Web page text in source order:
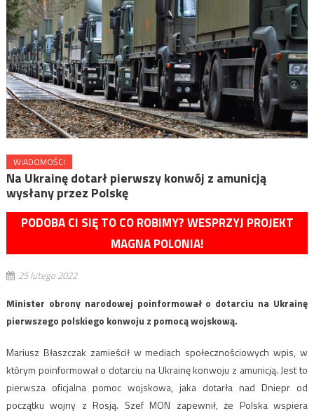
WIADOMOŚCI
Na Ukrainę dotarł pierwszy konwój z amunicją
wysłany przez Polskę
PODOBA CI SIĘ TO CO ROBIMY? WESPRZYJ PROJEKT
MAGNA POLONIA!
25 lutego 2022
Minister obrony narodowej poinformował o dotarciu na Ukrainę
pierwszego polskiego konwoju z pomocą wojskową.
Mariusz Błaszczak zamieścił w mediach społecznościowych wpis, w
którym poinformował o dotarciu na Ukrainę konwoju z amunicją. Jest to
pierwsza oficjalna pomoc wojskowa, jaka dotarła nad Dniepr od
początku wojny z Rosją. Szef MON zapewnił, że Polska wspiera